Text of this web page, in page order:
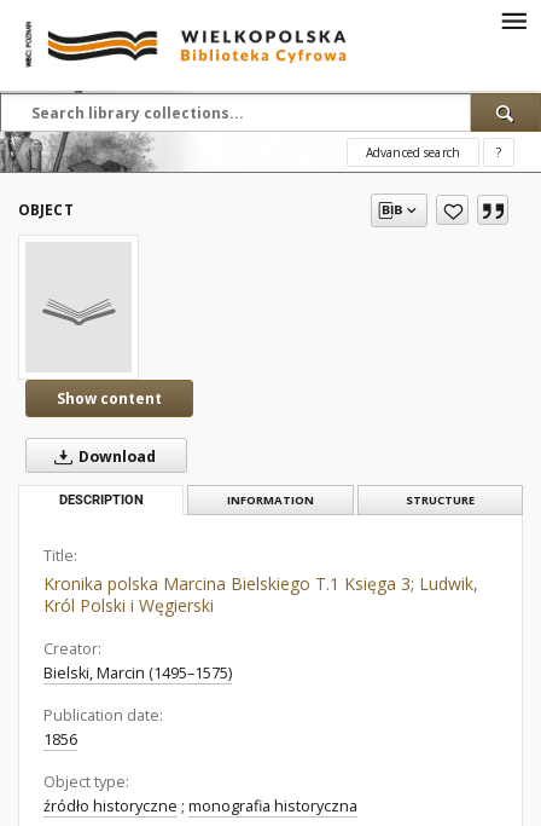
Advanced search ?
OBJECT
Show content
Download
DESCRIPTION INFORMATION STRUCTURE
Title:
Kronika polska Marcina Bielskiego T.1 Księga 3; Ludwik,
Król Polski i Węgierski
Creator:
Bielski, Marcin (1495–1575)
Publication date:
1856
Object type:
źródło historyczne ; monografia historyczna